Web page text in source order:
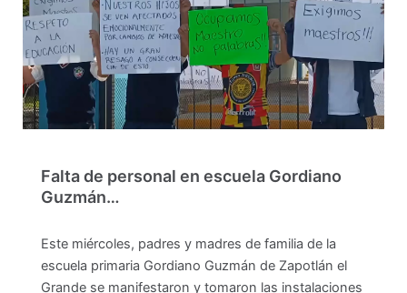
Falta de personal en escuela Gordiano
Guzmán…
Este miércoles, padres y madres de familia de la
escuela primaria Gordiano Guzmán de Zapotlán el
Grande se manifestaron y tomaron las instalaciones